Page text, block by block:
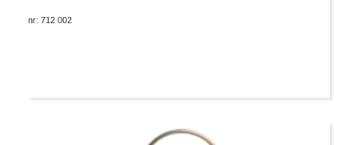
nr: 712 002